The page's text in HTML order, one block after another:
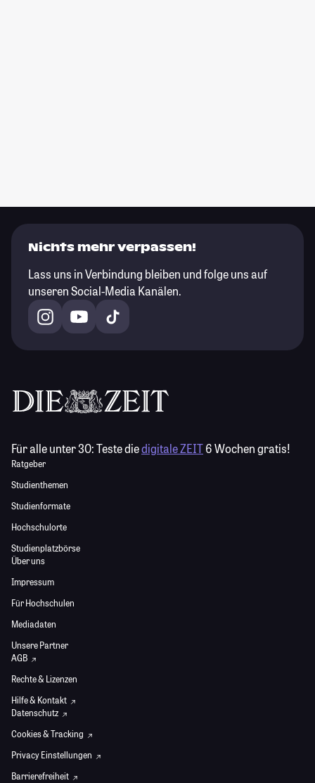
Nichts mehr verpassen!
Lass uns in Verbindung bleiben und folge uns auf
unseren Social-Media Kanälen.
Für alle unter 30:Teste diedigitale ZEIT6 Wochen gratis!
Ratgeber
Studienthemen
Studienformate
Hochschulorte
Studienplatzbörse
Über uns
Impressum
Für Hochschulen
Mediadaten
Unsere Partner
AGB
Rechte & Lizenzen
Hilfe & Kontakt
Datenschutz
Cookies & Tracking
Privacy Einstellungen
Barrierefreiheit